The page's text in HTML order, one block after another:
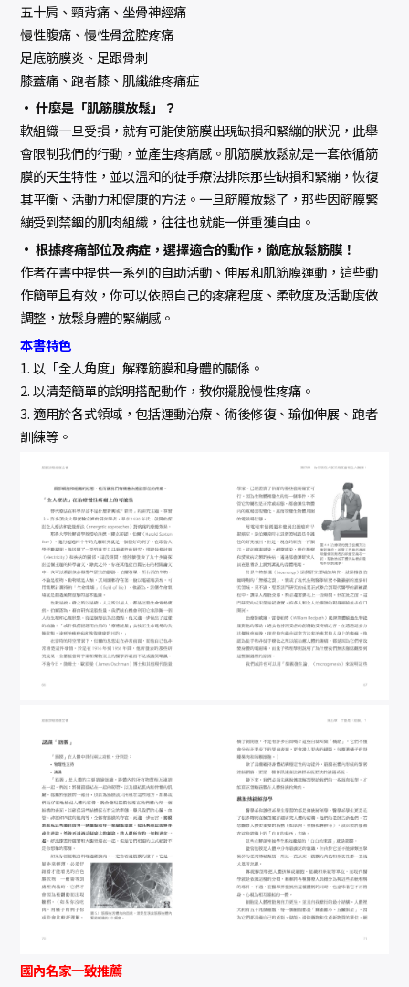
五十肩、頸背痛、坐骨神經痛
慢性腹痛、慢性骨盆腔疼痛
足底筋膜炎、足跟骨刺
膝蓋痛、跑者膝、肌纖維疼痛症
• 什麼是「肌筋膜放鬆」？
軟組織一旦受損，就有可能使筋膜出現缺損和緊繃的狀況，此舉
會限制我們的行動，並產生疼痛感。肌筋膜放鬆就是一套依循筋
膜的天生特性，並以溫和的徒手療法排除那些缺損和緊繃，恢復
其平衡、活動力和健康的方法。一旦筋膜放鬆了，那些因筋膜緊
繃受到禁錮的肌肉組織，往往也就能一併重獲自由。
• 根據疼痛部位及病症，選擇適合的動作，徹底放鬆筋膜！
作者在書中提供一系列的自助活動、伸展和肌筋膜運動，這些動
作簡單且有效，你可以依照自己的疼痛程度、柔軟度及活動度做
調整，放鬆身體的緊繃感。
本書特色
1. 以「全人角度」解釋筋膜和身體的關係。
2. 以清楚簡單的說明搭配動作，教你擺脫慢性疼痛。
3. 適用於各式領域，包括運動治療、術後修復、瑜伽伸展、跑者
訓練等。
國內名家一致推薦